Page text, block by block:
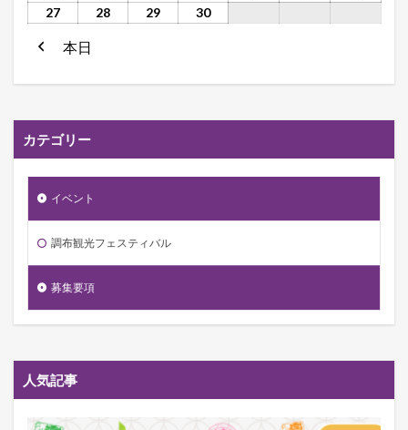
27
28 29 30
前
へ
本日
カテゴリー
イベント
調布観光フェスティバル
募集要項
人気記事